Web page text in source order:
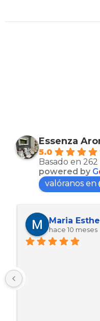
Essenza
5.0
Basado en 262
powered by G
valóranos en
Kevin ariel
hace 10 meses